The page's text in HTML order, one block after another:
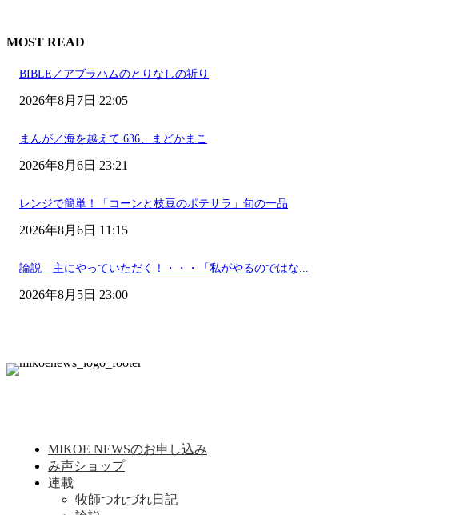
MOST READ
BIBLE／アブラハムのとりなしの祈り
2026年8月7日 22:05
まんが／海を越えて 636、まどかまこ
2026年8月6日 23:21
レンジで簡単！「コーンと枝豆のポテサラ」旬の一品
2026年8月6日 11:15
論説 主にやっていただく！・・・「私がやるのではな...
2026年8月5日 23:00
MIKOE NEWSのお申し込み
み声ショップ
連載
牧師つれづれ日記